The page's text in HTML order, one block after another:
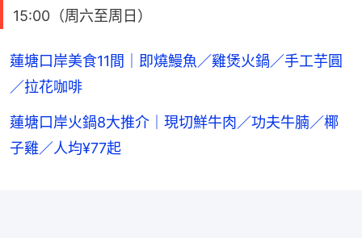
15:00（周六至周日）
蓮塘口岸美食11間｜即燒鰻魚／雞煲火鍋／手工芋圓
／拉花咖啡
蓮塘口岸火鍋8大推介｜現切鮮牛肉／功夫牛腩／椰
子雞／人均¥77起